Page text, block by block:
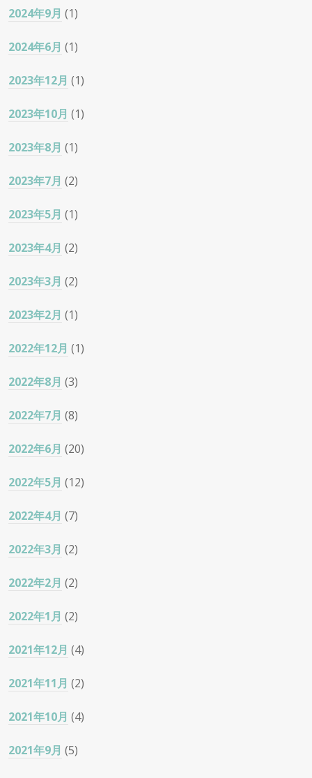
2024年9月 (1)
2024年6月 (1)
2023年12月 (1)
2023年10月 (1)
2023年8月 (1)
2023年7月 (2)
2023年5月 (1)
2023年4月 (2)
2023年3月 (2)
2023年2月 (1)
2022年12月 (1)
2022年8月 (3)
2022年7月 (8)
2022年6月 (20)
2022年5月 (12)
2022年4月 (7)
2022年3月 (2)
2022年2月 (2)
2022年1月 (2)
2021年12月 (4)
2021年11月 (2)
2021年10月 (4)
2021年9月 (5)